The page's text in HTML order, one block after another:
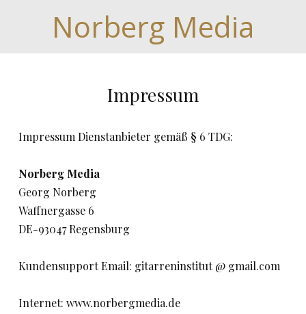
Norberg Media
Impressum
Impressum Dienstanbieter gemäß § 6 TDG:
Norberg Media
Georg Norberg
Waffnergasse 6
DE-93047 Regensburg
Kundensupport Email: gitarreninstitut @ gmail.com
Internet: www.norbergmedia.de